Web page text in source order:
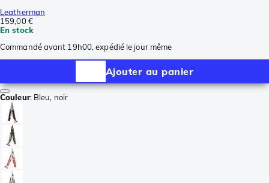
Leatherman
159,00 €
En stock
Commandé avant 19h00, expédié le jour même
Ajouter au panier
Couleur: Bleu, noir